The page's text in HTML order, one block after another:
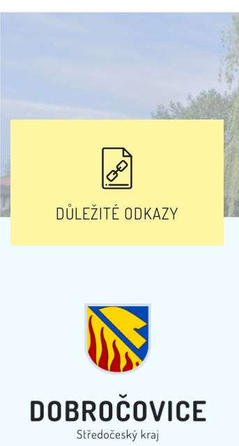
DŮLEŽITÉ ODKAZY